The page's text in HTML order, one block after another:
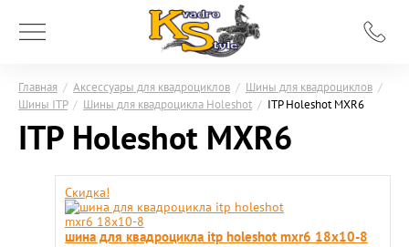
Главная / Аксессуары для квадроциклов / Шины для квадроциклов /
Шины ITP / Шины для квадроцикла Holeshot / ITP Holeshot MXR6
ITP Holeshot MXR6
Скидка!
шина для квадроцикла itp holeshot mxr6 18x10-8